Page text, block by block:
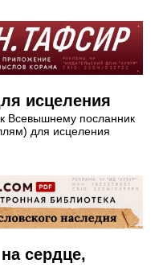
исцеления
Всевышнему посланник
для исцеления
сердце,